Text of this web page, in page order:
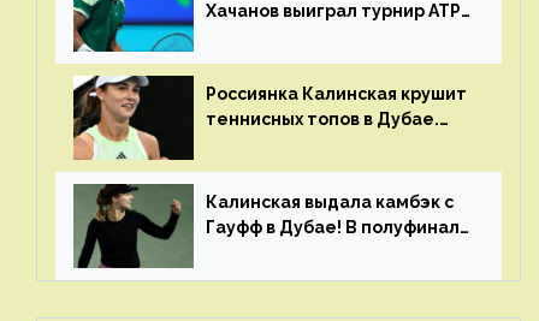
Хачанов выиграл турнир ATP
Россиянка Калинская крушит
теннисных топов в Дубае.
рейтинга
Калинская выдала камбэк с
Гауфф в Дубае! В полуфинале
Свёнтек